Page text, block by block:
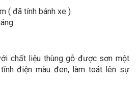
( đã tính bánh xe )
chất liệu thùng gỗ được sơn một
điện màu đen, làm toát lên sự